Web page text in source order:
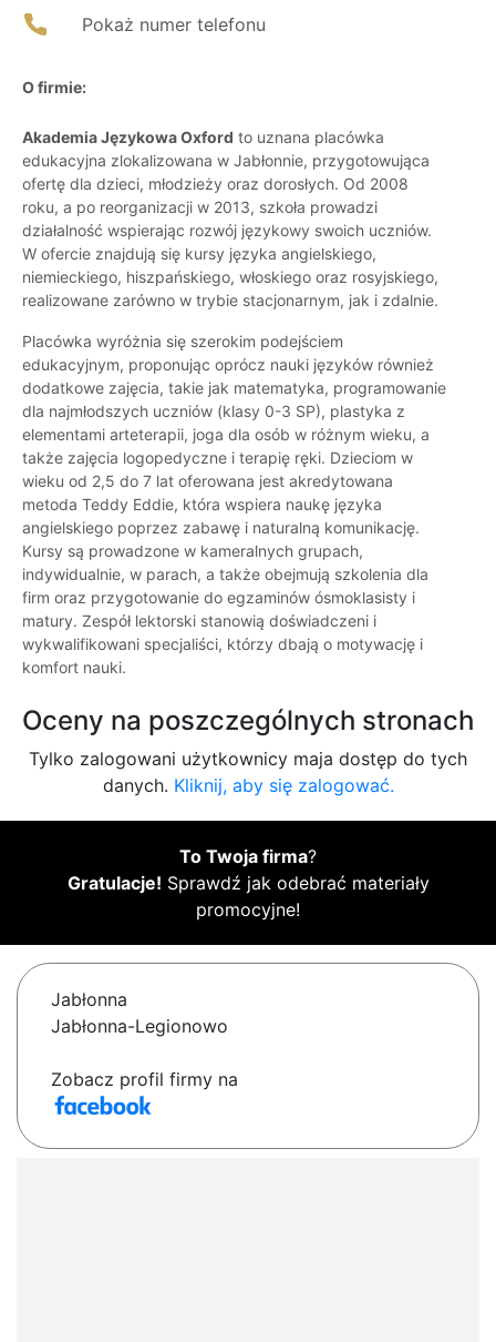
Pokaż numer telefonu
O firmie:
Akademia Językowa Oxford to uznana placówka
edukacyjna zlokalizowana w Jabłonnie, przygotowująca
ofertę dla dzieci, młodzieży oraz dorosłych. Od 2008
roku, a po reorganizacji w 2013, szkoła prowadzi
działalność wspierając rozwój językowy swoich uczniów.
W ofercie znajdują się kursy języka angielskiego,
niemieckiego, hiszpańskiego, włoskiego oraz rosyjskiego,
realizowane zarówno w trybie stacjonarnym, jak i zdalnie.
Placówka wyróżnia się szerokim podejściem
edukacyjnym, proponując oprócz nauki języków również
dodatkowe zajęcia, takie jak matematyka, programowanie
dla najmłodszych uczniów (klasy 0-3 SP), plastyka z
elementami arteterapii, joga dla osób w różnym wieku, a
także zajęcia logopedyczne i terapię ręki. Dzieciom w
wieku od 2,5 do 7 lat oferowana jest akredytowana
metoda Teddy Eddie, która wspiera naukę języka
angielskiego poprzez zabawę i naturalną komunikację.
Kursy są prowadzone w kameralnych grupach,
indywidualnie, w parach, a także obejmują szkolenia dla
firm oraz przygotowanie do egzaminów ósmoklasisty i
matury. Zespół lektorski stanowią doświadczeni i
wykwalifikowani specjaliści, którzy dbają o motywację i
komfort nauki.
Oceny na poszczególnych stronach
Tylko zalogowani użytkownicy maja dostęp do tych
danych. Kliknij, aby się zalogować.
To Twoja firma?
Gratulacje! Sprawdź jak odebrać materiały
promocyjne!
Jabłonna
Jabłonna-Legionowo
Zobacz profil firmy na